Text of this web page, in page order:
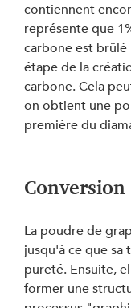
contiennent
représente que
carbone est
étape de la
carbone. Cela
on obtient une
première du
La poudre de
jusqu'à ce que
pureté. Ensuite,
former une